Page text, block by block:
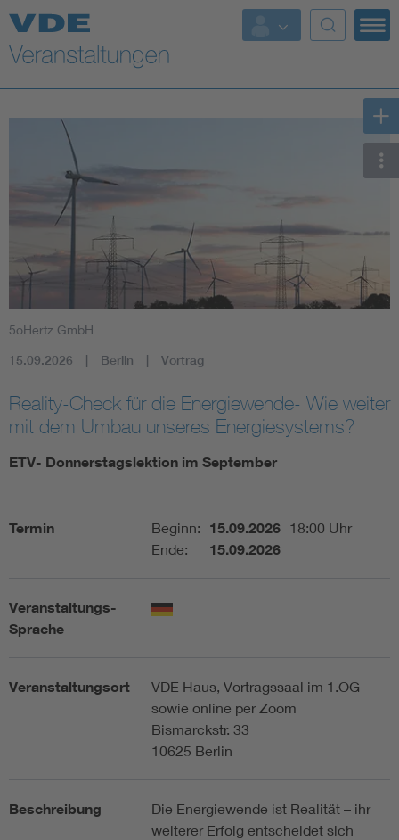
Top Themen
Fokusthemen
Energy
AI & Digital Trust
Health
Assisted Living
Energy efficiency
Functional safety
5oHertz GmbH
15.09.2026 Berlin Vortrag
Reality-Check für die Energiewende- Wie weiter
mit dem Umbau unseres Energiesystems?
ETV- Donnerstagslektion im September
Termin Beginn: 15.09.2026 18:00 Uhr
Ende:
15.09.2026
Veranstaltungs-
Sprache
Veranstaltungsort
VDE Haus, Vortragssaal im 1.OG
sowie online per Zoom
Bismarckstr. 33
10625 Berlin
Beschreibung
Die Energiewende ist Realität – ihr
weiterer Erfolg entscheidet sich